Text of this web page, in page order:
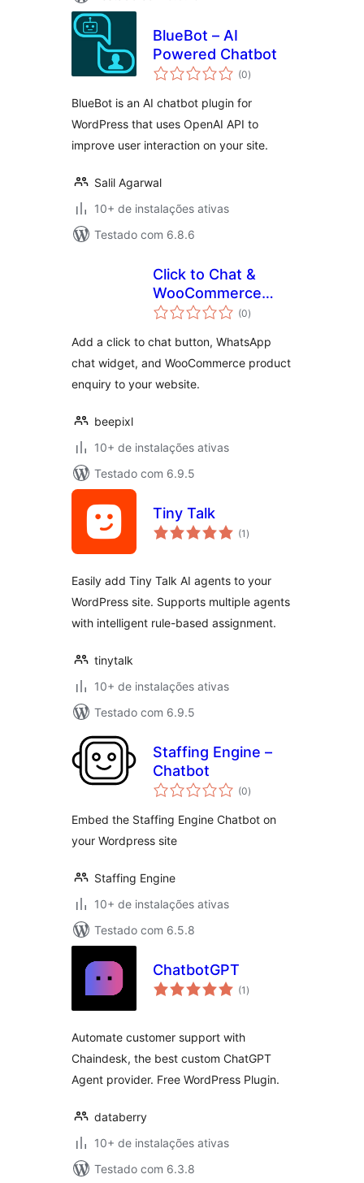
BlueBot – AI
Powered Chatbot
(0total
de
)
BlueBot is an AI chatbot plugin for
WordPress that uses OpenAI API to
improve user interaction on your site.
Salil Agarwal
10+ de instalações ativas
Testado com 6.8.6
Click to Chat &
WooCommerce
Enquiry
(0total
de
)
Add a click to chat button, WhatsApp
chat widget, and WooCommerce product
enquiry to your website.
beepixl
10+ de instalações ativas
Testado com 6.9.5
Tiny Talk
(1 total
de
)
Easily add Tiny Talk AI agents to your
WordPress site. Supports multiple agents
with intelligent rule-based assignment.
tinytalk
10+ de instalações ativas
Testado com 6.9.5
Staffing Engine –
Chatbot
(0total
de
)
Embed the Staffing Engine Chatbot on
your Wordpress site
Staffing Engine
10+ de instalações ativas
Testado com 6.5.8
ChatbotGPT
(1 total
de
)
Automate customer support with
Chaindesk, the best custom ChatGPT
Agent provider. Free WordPress Plugin.
databerry
10+ de instalações ativas
Testado com 6.3.8